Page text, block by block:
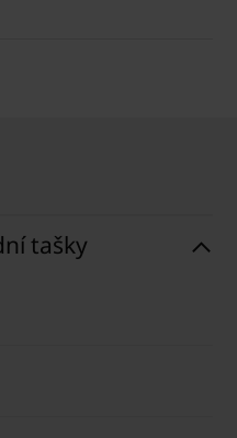
tašky